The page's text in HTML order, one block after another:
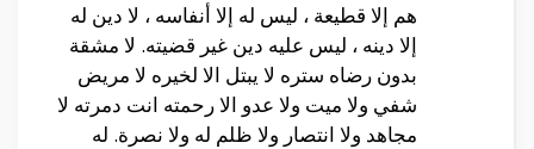
هم إلا قطيعة ، ليس له إلا أنفاسه ، لا دين له
إلا دينه ، ليس عليه دين غير قضيته. لا مشقة
بدون رضاه ستره لا يبتل الا لخيره لا مريض
شفي ولا ميت ولا عدو الا رحمته انت دمرته لا
مجاهد ولا انتصار ولا ظلم له ولا نصرة. له